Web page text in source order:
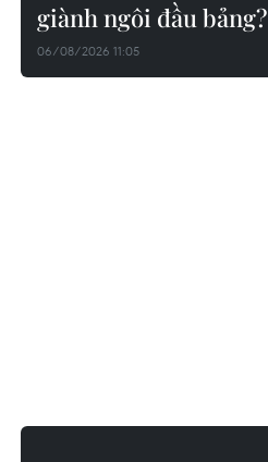
giành ngôi đầu bảng?
06/08/2026 11:05